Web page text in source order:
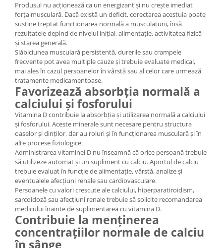
Produsul nu acționează ca un energizant și nu crește imediat
forța musculară. Dacă există un deficit, corectarea acestuia poate
susține treptat funcționarea normală a musculaturii, însă
rezultatele depind de nivelul inițial, alimentație, activitatea fizică
și starea generală.
Slăbiciunea musculară persistentă, durerile sau crampele
frecvente pot avea multiple cauze și trebuie evaluate medical,
mai ales în cazul persoanelor în vârstă sau al celor care urmează
tratamente medicamentoase.
Favorizează absorbția normală a
calciului și fosforului
Vitamina D contribuie la absorbția și utilizarea normală a calciului
și fosforului. Aceste minerale sunt necesare pentru structura
oaselor și dinților, dar au roluri și în funcționarea musculară și în
alte procese fiziologice.
Administrarea vitaminei D nu înseamnă că orice persoană trebuie
să utilizeze automat și un supliment cu calciu. Aportul de calciu
trebuie evaluat în funcție de alimentație, vârstă, analize și
eventualele afecțiuni renale sau cardiovasculare.
Persoanele cu valori crescute ale calciului, hiperparatiroidism,
sarcoidoză sau afecțiuni renale trebuie să solicite recomandarea
medicului înainte de suplimentarea cu vitamina D.
Contribuie la menținerea
concentrațiilor normale de calciu
în sânge